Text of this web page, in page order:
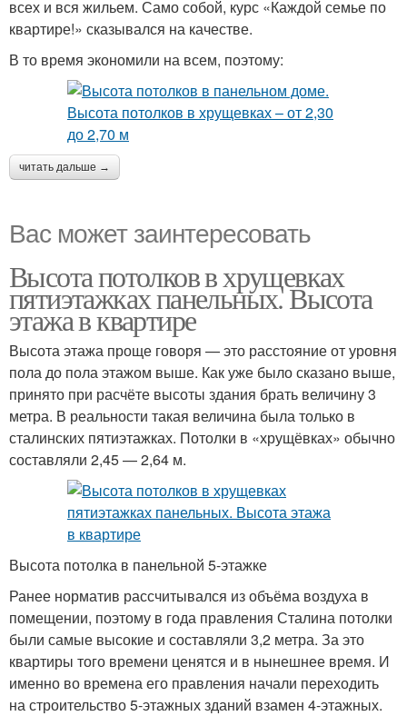
всех и вся жильем. Само собой, курс «Каждой семье по
квартире!» сказывался на качестве.
В то время экономили на всем, поэтому:
читать дальше →
Вас может заинтересовать
Высота потолков в хрущевках
пятиэтажках панельных. Высота
этажа в квартире
Высота этажа проще говоря — это расстояние от уровня
пола до пола этажом выше. Как уже было сказано выше,
принято при расчёте высоты здания брать величину 3
метра. В реальности такая величина была только в
сталинских пятиэтажках. Потолки в «хрущёвках» обычно
составляли 2,45 — 2,64 м.
Высота потолка в панельной 5-этажке
Ранее норматив рассчитывался из объёма воздуха в
помещении, поэтому в года правления Сталина потолки
были самые высокие и составляли 3,2 метра. За это
квартиры того времени ценятся и в нынешнее время. И
именно во времена его правления начали переходить
на строительство 5-этажных зданий взамен 4-этажных.